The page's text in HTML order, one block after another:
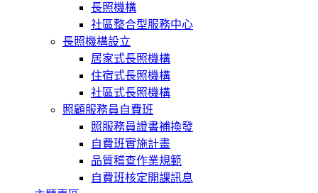
長照機構
社區整合型服務中心
長照機構設立
居家式長照機構
住宿式長照機構
社區式長照機構
照顧服務員自費班
照服務員證書補換發
自費班實施計畫
品質稽查作業規範
自費班核定開課訊息